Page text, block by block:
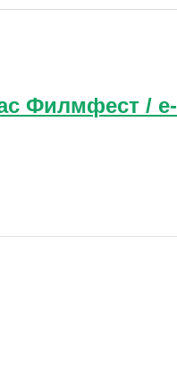
Филмфест / e-